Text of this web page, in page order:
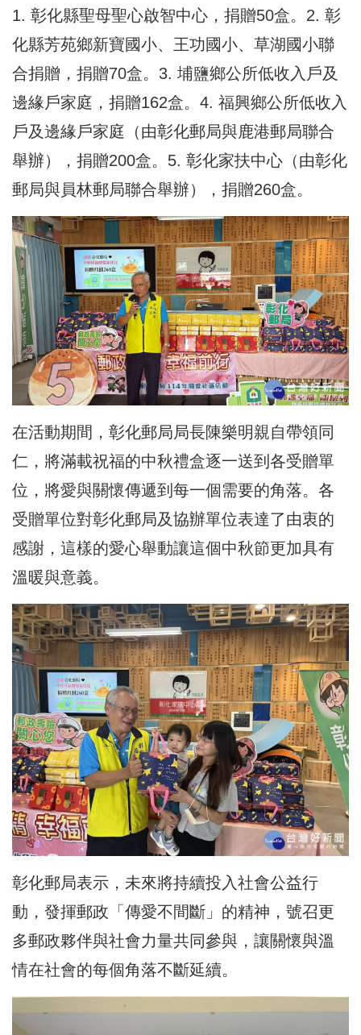
1. 彰化縣聖母聖心啟智中心，捐贈50盒。2. 彰
化縣芳苑鄉新寶國小、王功國小、草湖國小聯
合捐贈，捐贈70盒。3. 埔鹽鄉公所低收入戶及
邊緣戶家庭，捐贈162盒。4. 福興鄉公所低收入
戶及邊緣戶家庭（由彰化郵局與鹿港郵局聯合
舉辦），捐贈200盒。5. 彰化家扶中心（由彰化
郵局與員林郵局聯合舉辦），捐贈260盒。
在活動期間，彰化郵局局長陳樂明親自帶領同
仁，將滿載祝福的中秋禮盒逐一送到各受贈單
位，將愛與關懷傳遞到每一個需要的角落。各
受贈單位對彰化郵局及協辦單位表達了由衷的
感謝，這樣的愛心舉動讓這個中秋節更加具有
溫暖與意義。
彰化郵局表示，未來將持續投入社會公益行
動，發揮郵政「傳愛不間斷」的精神，號召更
多郵政夥伴與社會力量共同參與，讓關懷與溫
情在社會的每個角落不斷延續。